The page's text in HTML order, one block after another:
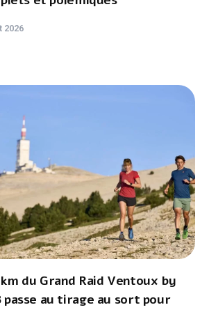
2026
du Grand Raid Ventoux by
passe au tirage au sort pour